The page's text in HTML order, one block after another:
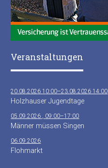
Veranstaltungen
20.08.2026 10:00–23.08.2026 14:00
Holzhauser Jugendtage
05.09.2026 , 09:00–17:00
Männer müssen Singen
06.09.2026
Flohmarkt